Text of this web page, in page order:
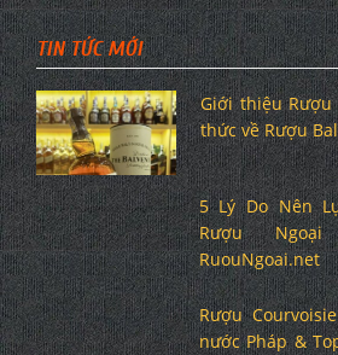
TIN TỨC MỚI
Giới thiệu Rượu
thức về Rượu
5 Lý Do Nên
Rượu
RuouNgoai.net
Rượu
nước Pháp &